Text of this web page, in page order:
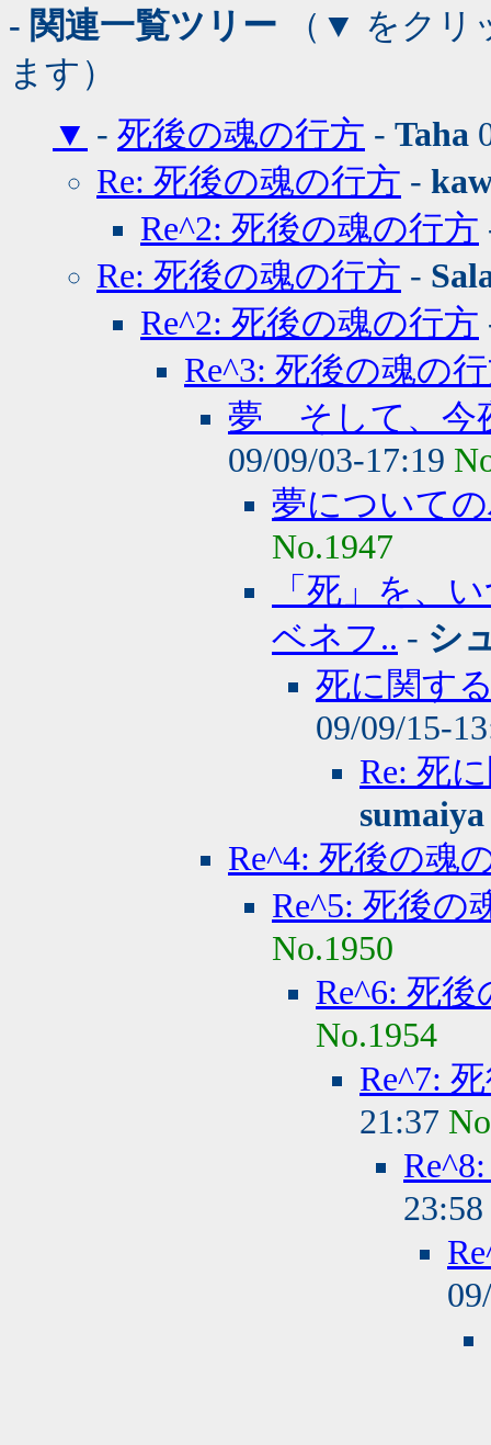
- 関連一覧ツリー （▼ をクリ
ます）
▼ - 死後の魂の行方 - Taha
Re: 死後の魂の行方 -
Re^2: 死後の魂の行方
Re: 死後の魂の行方 -
Re^2: 死後の魂の行方
Re^3: 死後の魂の
夢 そして、今
09/09/03-17:19
夢について
No.1947
「死」を、
ベネフ.. - シ
死に関す
09/09/15-
Re: 死
sumaiya
Re^4: 死後の魂
Re^5: 死後の
No.1950
Re^6: 死
No.1954
Re^7:
21:37
23:58